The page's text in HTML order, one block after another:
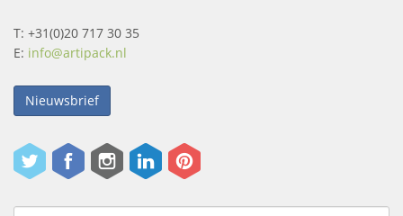
T: +31(0)20 717 30 35
E: info@artipack.nl
Nieuwsbrief